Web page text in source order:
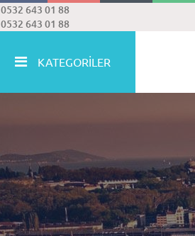
0532 643 01 88
0532 643 01 88
KATEGORİLER